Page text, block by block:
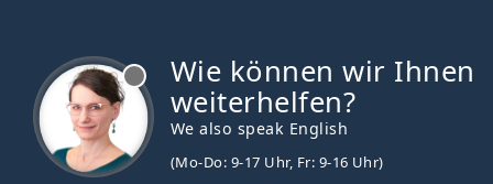
Wie können wir Ihnen
weiterhelfen?
We also speak English
(Mo-Do: 9-17 Uhr, Fr: 9-16 Uhr)